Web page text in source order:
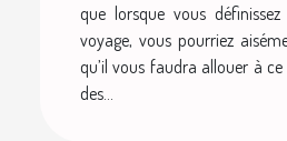
que lorsque vous
voyage, vous pourriez
qu’il vous faudra allouer à
des...